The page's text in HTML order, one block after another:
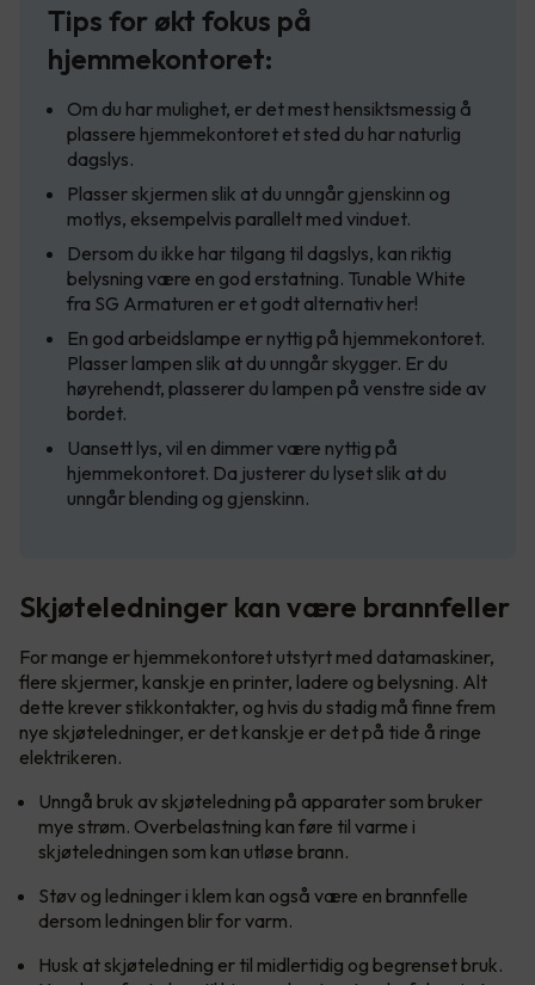
Tips for økt fokus på
hjemmekontoret:
Om du har mulighet, er det mest hensiktsmessig å
plassere hjemmekontoret et sted du har naturlig
dagslys.
Plasser skjermen slik at du unngår gjenskinn og
motlys, eksempelvis parallelt med vinduet.
Dersom du ikke har tilgang til dagslys, kan riktig
belysning være en god erstatning. Tunable White
fra SG Armaturen er et godt alternativ her!
En god arbeidslampe er nyttig på hjemmekontoret.
Plasser lampen slik at du unngår skygger. Er du
høyrehendt, plasserer du lampen på venstre side av
bordet.
Uansett lys, vil en dimmer være nyttig på
hjemmekontoret. Da justerer du lyset slik at du
unngår blending og gjenskinn.
Skjøteledninger kan være brannfeller
For mange er hjemmekontoret utstyrt med datamaskiner,
flere skjermer, kanskje en printer, ladere og belysning. Alt
dette krever stikkontakter, og hvis du stadig må finne frem
nye skjøteledninger, er det kanskje er det på tide å ringe
elektrikeren.
Unngå bruk av skjøteledning på apparater som bruker
mye strøm. Overbelastning kan føre til varme i
skjøteledningen som kan utløse brann.
Støv og ledninger i klem kan også være en brannfelle
dersom ledningen blir for varm.
Husk at skjøteledning er til midlertidig og begrenset bruk.